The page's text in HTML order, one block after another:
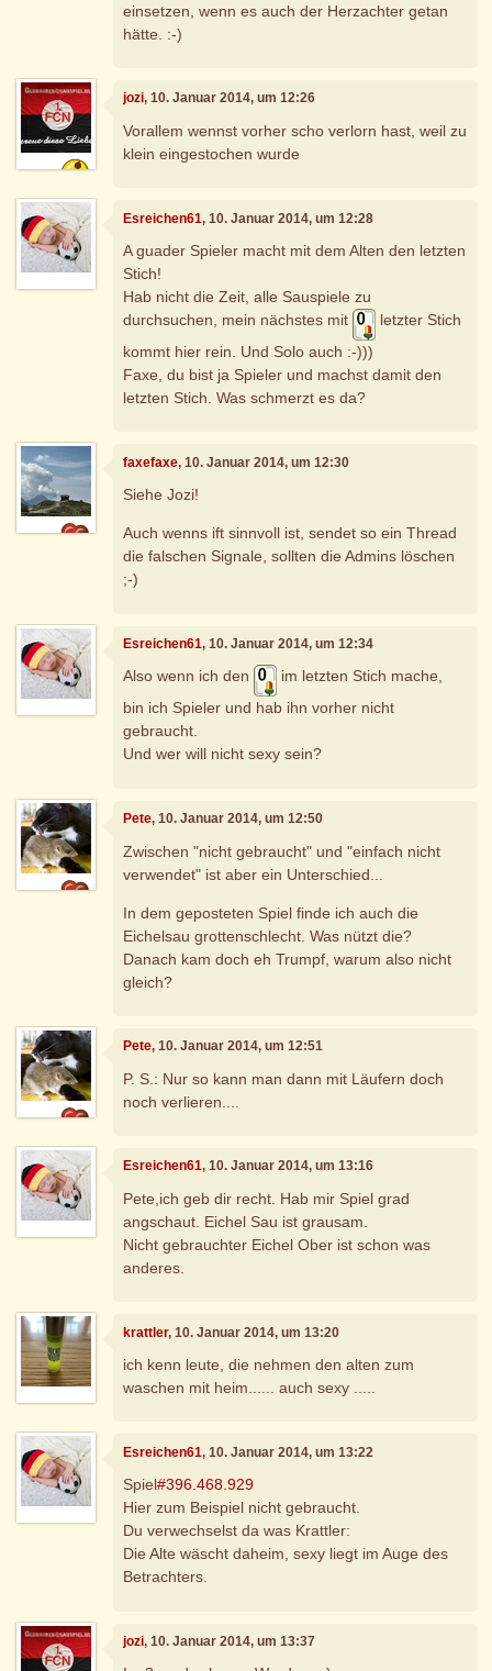
einsetzen, wenn es auch der Herzachter getan
hätte. :-)
jozi, 10. Januar 2014, um 12:26
Vorallem wennst vorher scho verlorn hast, weil zu
klein eingestochen wurde
Esreichen61, 10. Januar 2014, um 12:28
A guader Spieler macht mit dem Alten den letzten
Stich!
Hab nicht die Zeit, alle Sauspiele zu
durchsuchen, mein nächstes mit
letzter Stich
kommt hier rein. Und Solo auch :-)))
Faxe, du bist ja Spieler und machst damit den
letzten Stich. Was schmerzt es da?
faxefaxe, 10. Januar 2014, um 12:30
Siehe Jozi!
Auch wenns ift sinnvoll ist, sendet so ein Thread
die falschen Signale, sollten die Admins löschen
;-)
Esreichen61, 10. Januar 2014, um 12:34
Also wenn ich den
im letzten Stich mache,
bin ich Spieler und hab ihn vorher nicht
gebraucht.
Und wer will nicht sexy sein?
Pete, 10. Januar 2014, um 12:50
Zwischen "nicht gebraucht" und "einfach nicht
verwendet" ist aber ein Unterschied...
In dem geposteten Spiel finde ich auch die
Eichelsau grottenschlecht. Was nützt die?
Danach kam doch eh Trumpf, warum also nicht
gleich?
Pete, 10. Januar 2014, um 12:51
P. S.: Nur so kann man dann mit Läufern doch
noch verlieren....
Esreichen61, 10. Januar 2014, um 13:16
Pete,ich geb dir recht. Hab mir Spiel grad
angschaut. Eichel Sau ist grausam.
Nicht gebrauchter Eichel Ober ist schon was
anderes.
krattler, 10. Januar 2014, um 13:20
ich kenn leute, die nehmen den alten zum
waschen mit heim...... auch sexy .....
Esreichen61, 10. Januar 2014, um 13:22
Spiel#396.468.929
Hier zum Beispiel nicht gebraucht.
Du verwechselst da was Krattler:
Die Alte wäscht daheim, sexy liegt im Auge des
Betrachters.
jozi, 10. Januar 2014, um 13:37